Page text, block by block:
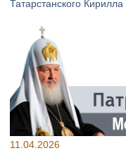
Татарстанского Кирилла
11.04.2026